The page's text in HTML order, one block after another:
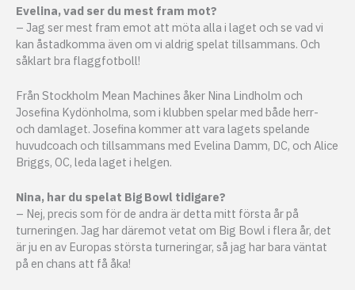
Evelina, vad ser du mest fram mot?
– Jag ser mest fram emot att möta alla i laget och se vad vi
kan åstadkomma även om vi aldrig spelat tillsammans. Och
såklart bra flaggfotboll!
Från Stockholm Mean Machines åker Nina Lindholm och
Josefina Kydönholma, som i klubben spelar med både herr-
och damlaget. Josefina kommer att vara lagets spelande
huvudcoach och tillsammans med Evelina Damm, DC, och Alice
Briggs, OC, leda laget i helgen.
Nina, har du spelat Big Bowl tidigare?
– Nej, precis som för de andra är detta mitt första år på
turneringen. Jag har däremot vetat om Big Bowl i flera år, det
är ju en av Europas största turneringar, så jag har bara väntat
på en chans att få åka!